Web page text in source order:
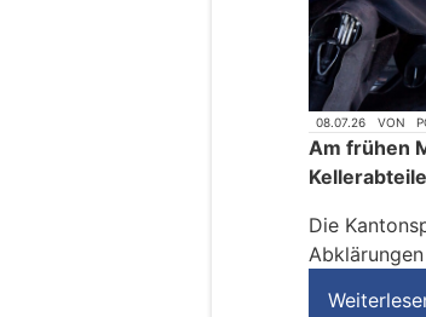
08.07.26 VON
Am frühen
Die